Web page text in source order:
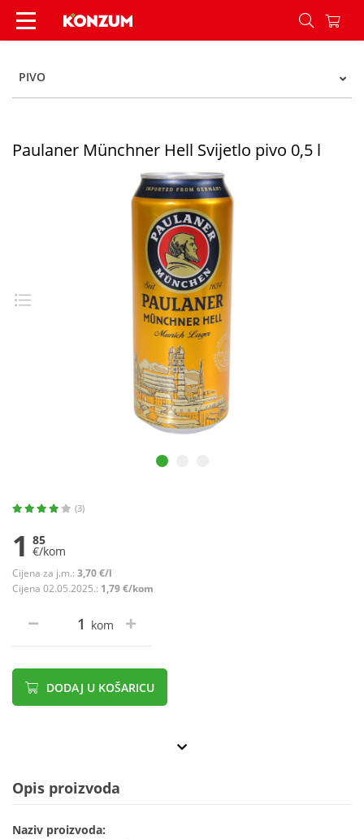
Paulaner Münchner Svijetlo pivo 0,5 l - Konzum
PIVO
Paulaner Münchner Hell Svijetlo pivo 0,5 l
(3)
1 85
€/kom
Cijena za j.m.: 3,70 €/l
Cijena 02.05.2025.: 1,79 €/kom
kom
DODAJ U KOŠARICU
Opis proizvoda
Naziv proizvoda: